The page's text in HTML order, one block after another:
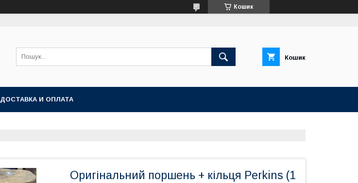
Кошик
Кошик
ДОСТАВКА И ОПЛАТА
Оригінальний поршень + кільця Perkins (1